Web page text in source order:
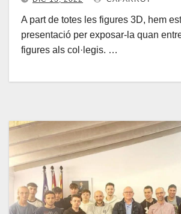
A part de totes les figures 3D, hem
presentació per exposar-la quan
figures als col·legis. …